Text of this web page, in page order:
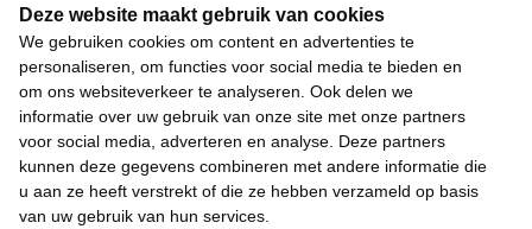
Deze website maakt gebruik van cookies
We gebruiken cookies om content en advertenties te
personaliseren, om functies voor social media te bieden en
om ons websiteverkeer te analyseren. Ook delen we
informatie over uw gebruik van onze site met onze partners
voor social media, adverteren en analyse. Deze partners
kunnen deze gegevens combineren met andere informatie die
u aan ze heeft verstrekt of die ze hebben verzameld op basis
van uw gebruik van hun services.
Snel
Over de beweging
Algemeen